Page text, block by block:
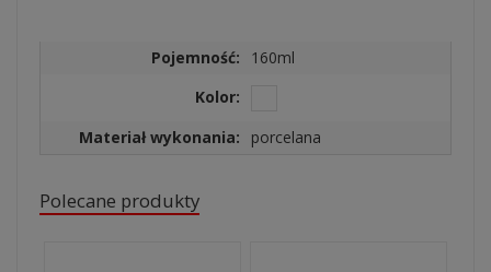
Pojemność:
160ml
Kolor:
Materiał wykonania:
porcelana
Polecane produkty